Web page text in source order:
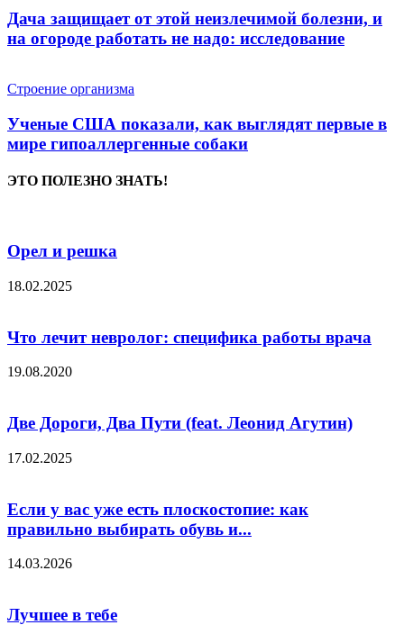
Дача защищает от этой неизлечимой болезни, и
на огороде работать не надо: исследование
Строение организма
Ученые США показали, как выглядят первые в
мире гипоаллергенные собаки
ЭТО ПОЛЕЗНО ЗНАТЬ!
Орел и решка
18.02.2025
Что лечит невролог: специфика работы врача
19.08.2020
Две Дороги, Два Пути (feat. Леонид Агутин)
17.02.2025
Если у вас уже есть плоскостопие: как
правильно выбирать обувь и...
14.03.2026
Лучшее в тебе